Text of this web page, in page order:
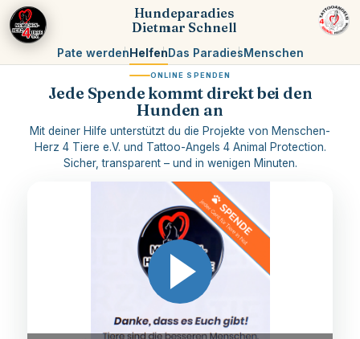
Hundeparadies
Dietmar Schnell
Pate werdenHelfenDas ParadiesMenschen
ONLINE SPENDEN
Jede Spende kommt direkt bei den
Hunden an
Mit deiner Hilfe unterstützt du die Projekte von Menschen-
Herz 4 Tiere e.V. und Tattoo-Angels 4 Animal Protection.
Sicher, transparent – und in wenigen Minuten.